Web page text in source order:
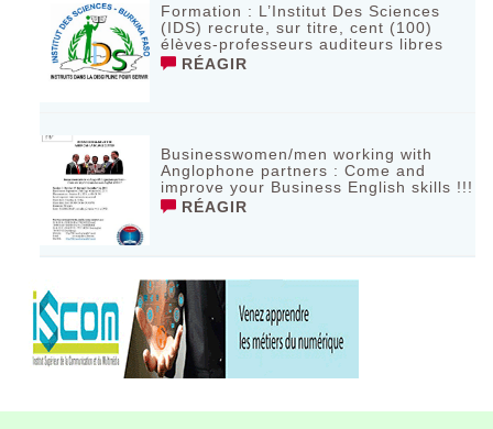
Formation : L’Institut Des Sciences
(IDS) recrute, sur titre, cent (100)
élèves-professeurs auditeurs libres
RÉAGIR
Businesswomen/men working with
Anglophone partners : Come and
improve your Business English skills !!!
RÉAGIR